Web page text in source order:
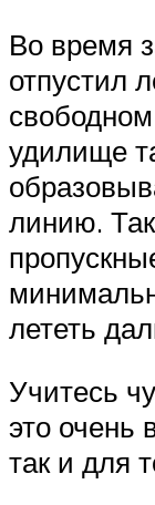
Во время
отпустил
удилище
линию.
лететь
Учитесь
это очень
так и для